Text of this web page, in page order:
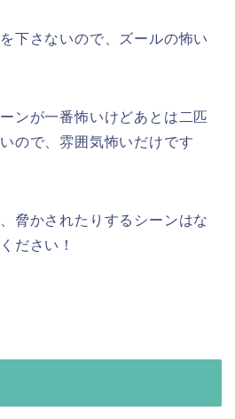
下さないので、ズールの怖い
ンが一番怖いけどあとは二匹
ので、雰囲気怖いだけです
脅かされたりするシーンはな
ださい！